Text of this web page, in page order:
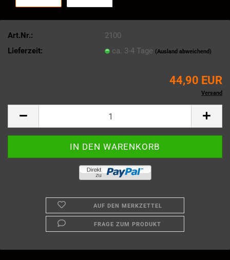
Art.Nr.:
2100
Lieferzeit:
ca. 3-4 Tage (Ausland abweichend)
44,90 EUR
Versand
AUF DEN MERKZETTEL
FRAGE ZUM PRODUKT